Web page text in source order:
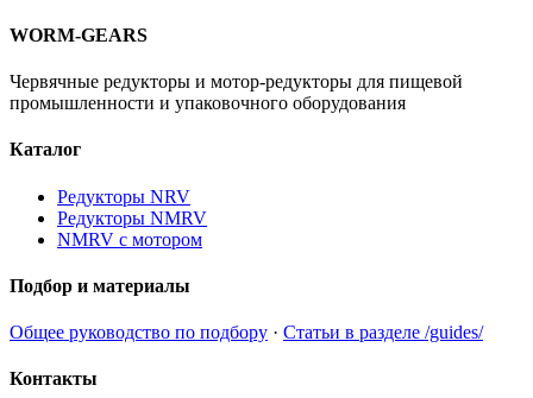
WORM-GEARS
Червячные редукторы и мотор-редукторы для пищевой
промышленности и упаковочного оборудования
Каталог
Редукторы NRV
Редукторы NMRV
NMRV с мотором
Подбор и материалы
Общее руководство по подбору · Статьи в разделе /guides/
Контакты